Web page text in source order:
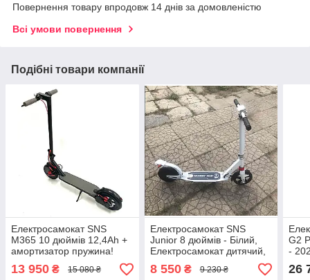
Повернення товару впродовж 14 днів за домовленістю
Всі умови повернення
Подібні товари компанії
Електросамокат SNS
M365 10 дюймів 12,4Ah +
амортизатор пружина!
13 950 ₴ 15 080 ₴
Електросамокат SNS
Junior 8 дюймів - Білий,
Електросамокат дитячий,
Дитячий електросамокат 8
дюймів
8 550₴ 9 230 ₴
G2
-
26